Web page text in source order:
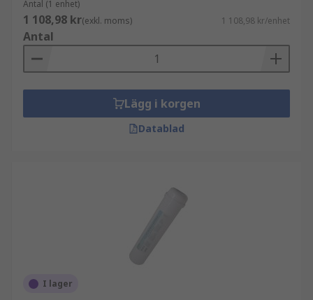
Antal (1 enhet)
1 108,98 kr(exkl. moms) 1 108,98 kr/enhet
Antal
Lägg i korgen
Datablad
I lager